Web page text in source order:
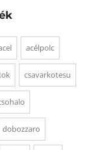
acélpolc
csavarkotesu
dobozzaro